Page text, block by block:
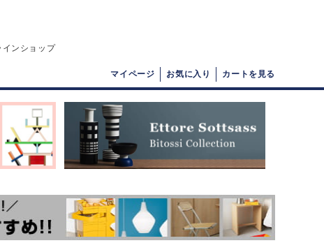
インショップ
マイページ お気に入り カートを見る